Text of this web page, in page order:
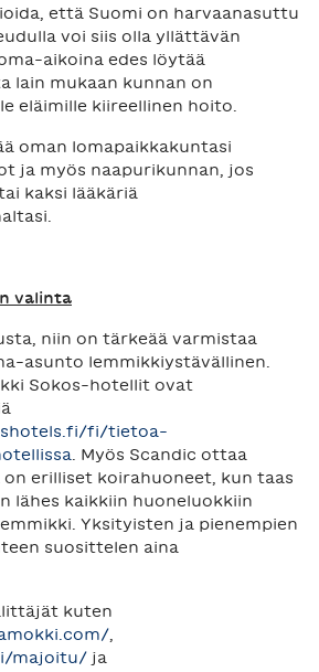
että Suomi on harvaanasuttu
voi siis olla yllättävän
aikoina edes löytää
lain mukaan kunnan on
eläimille kiireellinen hoito.
oman lomapaikkakuntasi
ja myös naapurikunnan, jos
kaksi lääkäriä
valinta
niin on tärkeää varmistaa
asunto lemmikkiystävällinen.
Sokos-hotellit ovat
fi/tietoa-
. Myös Scandic ottaa
erilliset koirahuoneet, kun taas
lähes kaikkiin huoneluokkiin
Yksityisten ja pienempien
suosittelen aina
kuten
majoitu/ ja